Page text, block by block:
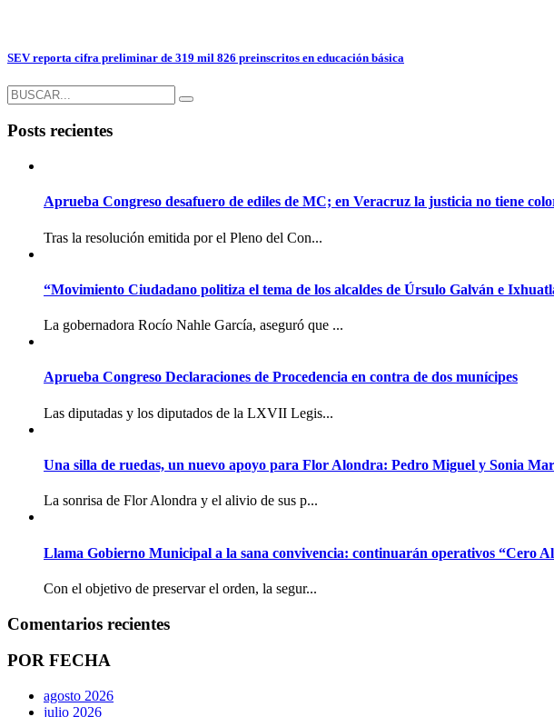
SEV reporta cifra preliminar de 319 mil 826 preinscritos en educación básica
Posts recientes
Aprueba Congreso desafuero de ediles de MC; en Veracruz la justicia no tiene
Tras la resolución emitida por el Pleno del Con...
“Movimiento Ciudadano politiza el tema de los alcaldes de Úrsulo Galván e
La gobernadora Rocío Nahle García, aseguró que ...
Aprueba Congreso Declaraciones de Procedencia en contra de dos munícipes
Las diputadas y los diputados de la LXVII Legis...
Una silla de ruedas, un nuevo apoyo para Flor Alondra: Pedro Miguel y Sonia
La sonrisa de Flor Alondra y el alivio de sus p...
Llama Gobierno Municipal a la sana convivencia: continuarán operativos “Cero
Con el objetivo de preservar el orden, la segur...
Comentarios recientes
POR FECHA
agosto 2026
julio 2026